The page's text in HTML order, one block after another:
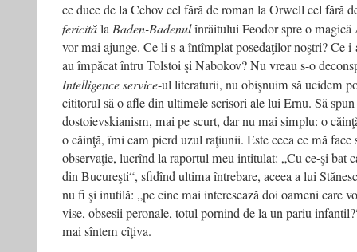
ce duce de la Cehov cel fără de roman la Orwell cel fără
fericităla Baden-Badenulînrăitului Feodor spre o magică
vor mai ajunge. Ce li s-a întîmplat posedaţilor noştri? Ce
au împăcat întru Tolstoi şi Nabokov? Nu vreau s-o
Intelligence service-ul literaturii, nu obişnuim să ucidem
cititorul să o afle din ultimele scrisori ale lui Ernu. Să
dostoievskianism, mai pe scurt, dar nu mai simplu: o
o căinţă, îmi cam pierd uzul raţiunii. Este ceea ce mă face
observaţie, lucrînd la raportul meu intitulat: „Cu ce-şi bat
din Bucureşti“, sfidînd ultima întrebare, aceea a lui
nu fi şi inutilă: „pe cine mai interesează doi oameni care
vise, obsesii peronale, totul pornind de la un pariu
mai sîntem cîţiva.